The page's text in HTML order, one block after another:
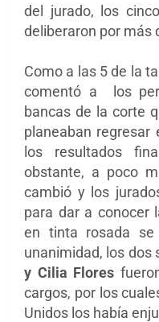
del jurado, los
deliberaron por más
Como a las 5 de la
comentó a los
bancas de la corte
planeaban regresar
los resultados
obstante, a poco
cambió y los
para dar a conocer
en tinta rosada se
unanimidad, los dos
y Cilia Flores
cargos, por los
Unidos los había